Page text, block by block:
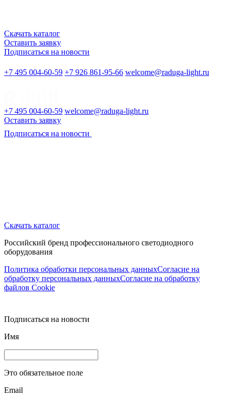
Скачать каталог
Оставить заявку
Подписаться на новости
+7 495 004-60-59 +7 926 861-95-66 welcome@raduga-light.ru
+7 495 004-60-59 welcome@raduga-light.ru
Оставить заявку
Подписаться на новости
Скачать каталог
Российский бренд профессионального светодиодного
оборудования
Политика обработки персональных данныхСогласие на
обработку персональных данныхСогласие на обработку
файлов Cookie
Подписаться на новости
Имя
Это обязательное поле
Email